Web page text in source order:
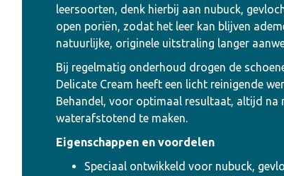
leersoorten, denk hierbij aan nubuck,
open poriën, zodat het leer kan blijven
natuurlijke, originele uitstraling langer
Bij regelmatig onderhoud drogen de
Delicate Cream heeft een licht reinigende
Behandel, voor optimaal resultaat, altijd na
waterafstotend te maken.
Eigenschappen en voordelen
Speciaal ontwikkeld voor nubuck,